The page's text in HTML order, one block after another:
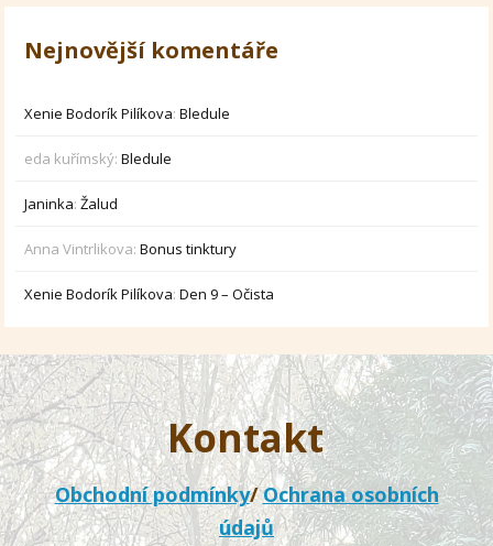
Nejnovější komentáře
Xenie Bodorík Pilíkova:Bledule
eda kuřímský:Bledule
Janinka:Žalud
Anna Vintrlikova:Bonus tinktury
Xenie Bodorík Pilíkova:Den 9 – Očista
Kontakt
Obchodní podmínky/Ochrana osobních
údajů